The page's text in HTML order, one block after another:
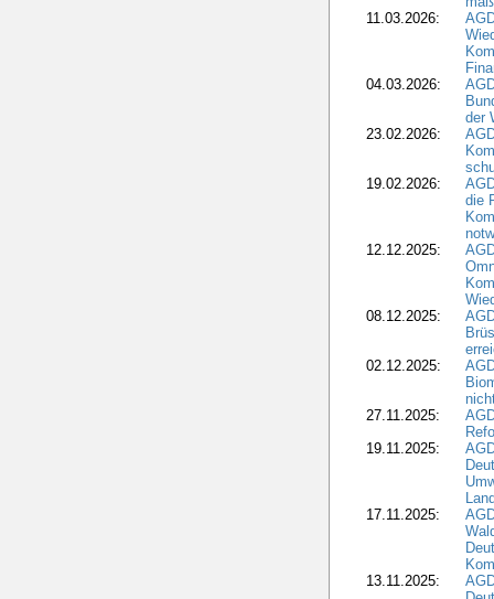
11.03.2026:
04.03.2026:
der
23.02.2026:
19.02.2026:
die
12.12.2025:
08.12.2025:
02.12.2025:
27.11.2025:
19.11.2025:
17.11.2025:
13.11.2025: